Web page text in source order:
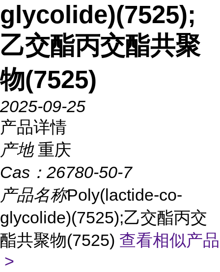
glycolide)(7525);
乙交酯丙交酯共聚
物(7525)
2025-09-25
产品详情
产地 重庆
Cas： 26780-50-7
产品名称Poly(lactide-co-
glycolide)(7525);乙交酯丙交
酯共聚物(7525) 查看相似产品
>